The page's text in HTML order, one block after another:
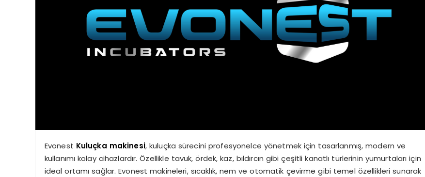
Evonest Kuluçka makinesi, kuluçka sürecini profesyonelce yönetmek için tasarlanmış, modern ve
kullanımı kolay cihazlardır. Özellikle tavuk, ördek, kaz, bıldırcın gibi çeşitli kanatlı türlerinin yumurtaları için
ideal ortamı sağlar. Evonest makineleri, sıcaklık, nem ve otomatik çevirme gibi temel özellikleri sunarak